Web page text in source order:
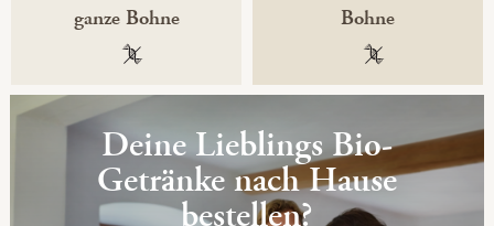
ganze Bohne
100 % gentechnikfrei
Bohne
100 %
Deine Lieblings Bio-
Getränke nach Hause
bestellen?